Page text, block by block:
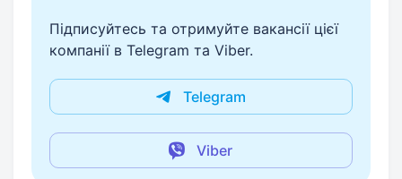
Підписуйтесь та отримуйте вакансії цієї
компанії в Telegram та Viber.
Telegram
Viber